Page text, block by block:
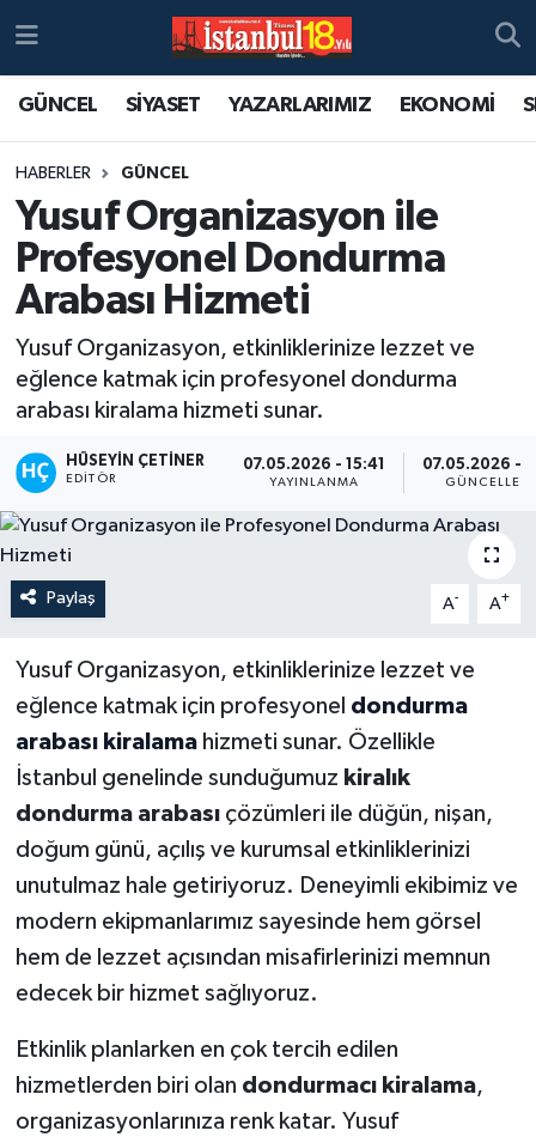
GÜNCEL SİYASET YAZARLARIMIZ EKONOMİ
HABERLER GÜNCEL
Yusuf Organizasyon ile
Profesyonel Dondurma
Arabası Hizmeti
Yusuf Organizasyon, etkinliklerinize lezzet ve
eğlence katmak için profesyonel dondurma
arabası kiralama hizmeti sunar.
HÜSEYIN ÇETINER
EDITÖR
07.05.2026 - 15:41
YAYINLANMA
07.05.2026 -
Paylaş A- A+
Yusuf Organizasyon, etkinliklerinize lezzet ve
eğlence katmak için profesyonel dondurma
arabası kiralamahizmeti sunar. Özellikle
İstanbul genelinde sunduğumuz kiralık
dondurma arabasıçözümleri ile düğün, nişan,
doğum günü, açılış ve kurumsal etkinliklerinizi
unutulmaz hale getiriyoruz. Deneyimli ekibimiz ve
modern ekipmanlarımız sayesinde hem görsel
hem de lezzet açısından misafirlerinizi memnun
edecek bir hizmet sağlıyoruz.
Etkinlik planlarken en çok tercih edilen
hizmetlerden biri olan dondurmacı kiralama,
organizasyonlarınıza renk katar. Yusuf